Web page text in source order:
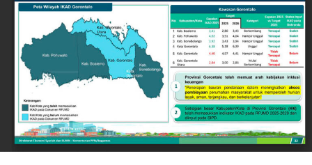
Kendati saat tim tiba di lokasi tidak ditemukan adanya
aktivitas penambangan yang tengah berjalan, seluruh
rangkaian kegiatan penyelidikan berlangsung aman,
kondusif, dan tanpa hambatan.
Kombes Pol. Maruly menegaskan, Polda Gorontalo tidak
akan berhenti pada tindakan penyegelan semata.
Pihaknya kini tengah melakukan penelusuran mendalam
terhadap pihak-pihak yang terafiliasi dengan aktivitas
tambang ilegal tersebut.